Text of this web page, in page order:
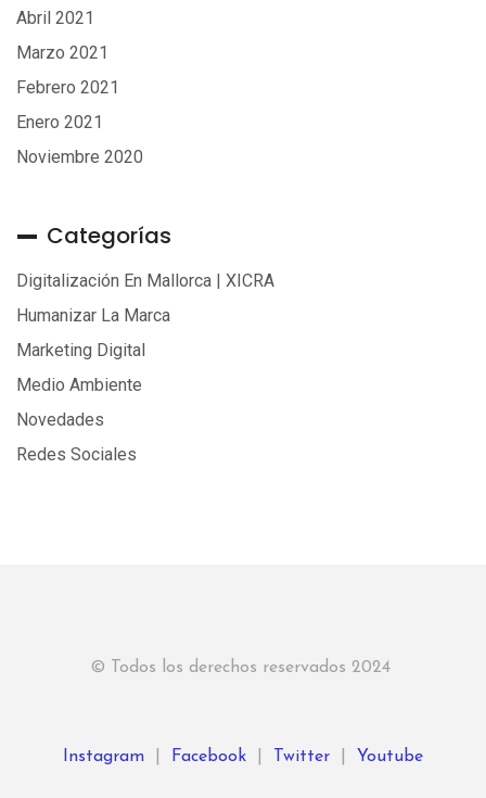
Abril 2021
Marzo 2021
Febrero 2021
Enero 2021
Noviembre 2020
Categorías
Digitalización En Mallorca | XICRA
Humanizar La Marca
Marketing Digital
Medio Ambiente
Novedades
Redes Sociales
© Todos los derechos reservados 2024
Instagram Facebook Twitter Youtube